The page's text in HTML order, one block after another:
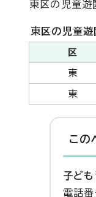
東区の児童遊
東区の児童遊
区
東
東
この
子ど
電話